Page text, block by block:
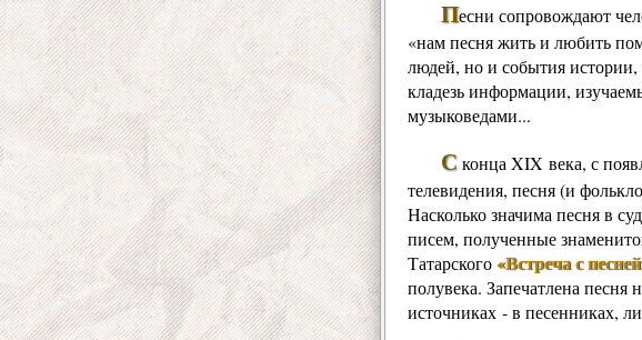
Песни сопровождают
«нам песня жить и любить
людей, но и события
кладезь информации,
музыковедами...
Сконца XIX века, с
телевидения, песня (и
Насколько значима песня в
писем, полученные
Татарского«Встреча с
полувека. Запечатлена
источниках - в песенниках,